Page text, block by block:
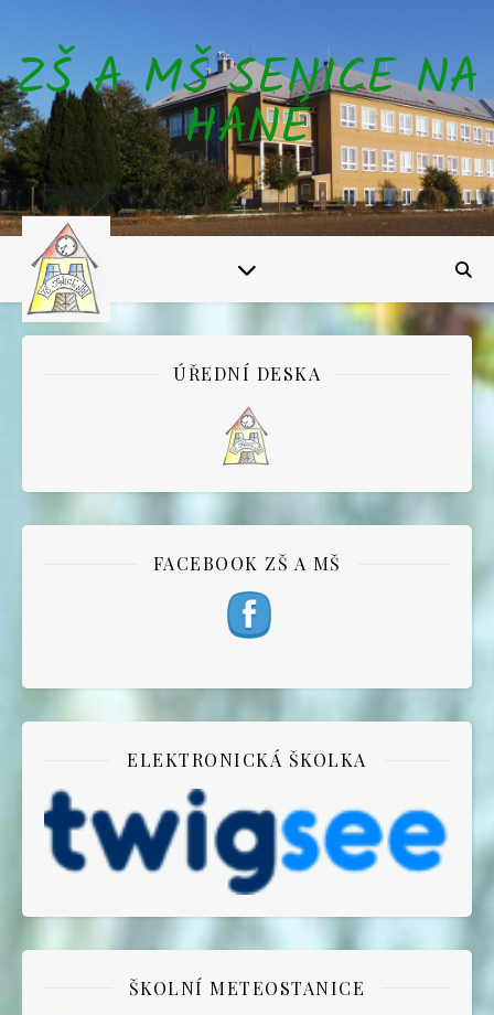
ZŠ A MŠ SENICE NA
HANÉ
ÚŘEDNÍ DESKA
FACEBOOK ZŠ A MŠ
ELEKTRONICKÁ ŠKOLKA
ŠKOLNÍ METEOSTANICE